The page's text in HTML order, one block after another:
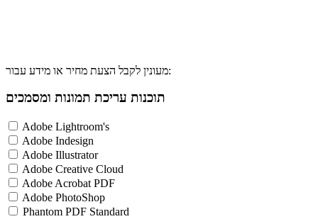
מעונין לקבל הצעת מחיר או מידע עבור:
תוכנות עריכת תמונות ומסמכים
Adobe Lightroom's
Adobe Indesign
Adobe Illustrator
Adobe Creative Cloud
Adobe Acrobat PDF
Adobe PhotoShop
Phantom PDF Standard